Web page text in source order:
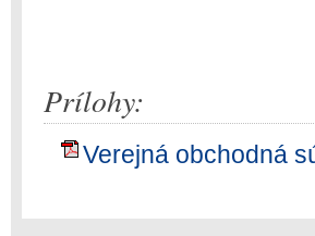
Prílohy:
Verejná obchodná